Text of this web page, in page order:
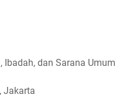
Ibadah, dan Sarana Umum
Jakarta